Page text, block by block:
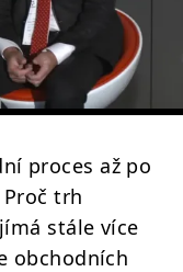
proces až po
trh
stále více
obchodních